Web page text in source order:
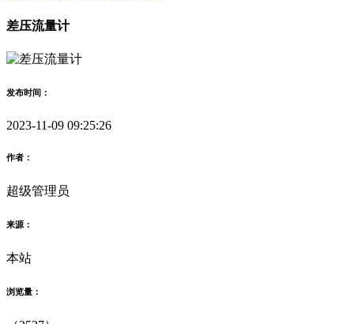
差压流量计
发布时间：
2023-11-09 09:25:26
作者：
超级管理员
来源：
本站
浏览量：